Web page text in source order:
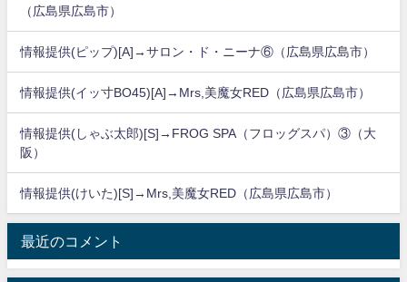
（広島県広島市）
情報提供(ピップ)[A]→サロン・ド・ニーナ⑥（広島県広島市）
情報提供(イッ寸BO45)[A]→Mrs,美魔女RED（広島県広島市）
情報提供(しゃぶ太郎)[S]→FROG SPA（フロッグスパ）③（大
阪）
情報提供(けいた)[S]→Mrs,美魔女RED（広島県広島市）
最近のコメント